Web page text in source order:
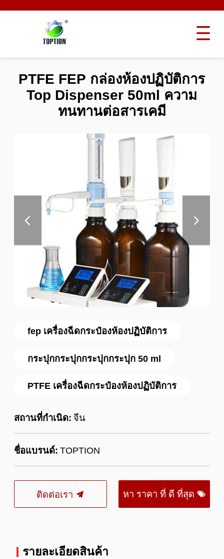
fep เครื่องฉีดกระป๋องห้องปฏิบัติการ
กระปุกกระปุกกระปุกกระปุก 50 ml
PTFE เครื่องฉีดกระป๋องห้องปฏิบัติการ
สถานที่กำเนิด: จีน
ชื่อแบรนด์: TOPTION
ติดต่อเรา หา ราคา ที่ ดี ที่สุด
PTFE FEP กล่องห้องปฏิบัติการ
Top Dispenser 50ml ความ
ทนทานต่อสารเคมี
รายละเอียดสินค้า